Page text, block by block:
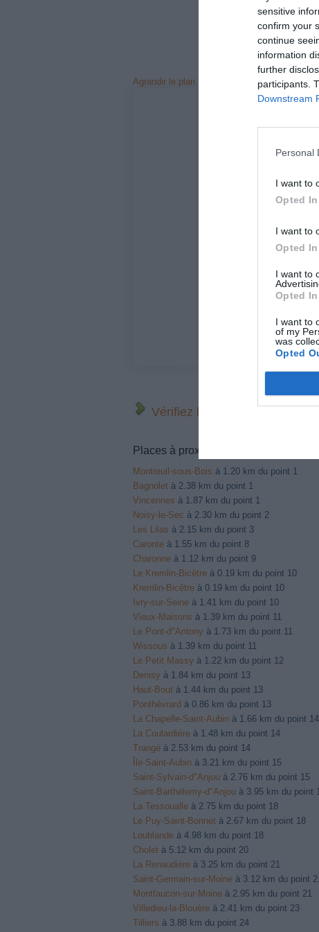
sensitive
confirm your
continue
information
further
participants.
Downstream
Personal
I want to
Opted In
I want to
Opted In
I want to
Opted In
I want to
of my
was
Opted
Agrandir le plan
Vérifiez la météo dans votre
Places à proximité de votre itinéraire
Montreuil-sous-Bois à 1.20 km du point 1
Bagnolet à 2.38 km du point 1
Vincennes à 1.87 km du point 1
Noisy-le-Sec à 2.30 km du point 2
Les Lilas à 2.15 km du point 3
Caronte à 1.55 km du point 8
Charonne à 1.12 km du point 9
Le Kremlin-Bicêtre à 0.19 km du point 10
Kremlin-Bicêtre à 0.19 km du point 10
Ivry-sur-Seine à 1.41 km du point 10
Vieux-Maisons à 1.39 km du point 11
Le Pont-d"Antony à 1.73 km du point 11
Wissous à 1.39 km du point 11
Le Petit Massy à 1.22 km du point 12
Denisy à 1.84 km du point 13
Haut-Bout à 1.44 km du point 13
Ponthévrard à 0.86 km du point 13
La Chapelle-Saint-Aubin à 1.66 km du point 14
La Coulardière à 1.48 km du point 14
Trangé à 2.53 km du point 14
Île-Saint-Aubin à 3.21 km du point 15
Saint-Sylvain-d"Anjou à 2.76 km du point 15
Saint-Barthélemy-d"Anjou à 3.95 km du point
La Tessoualle à 2.75 km du point 18
Le Puy-Saint-Bonnet à 2.67 km du point 18
Loublande à 4.98 km du point 18
Cholet à 5.12 km du point 20
La Renaudière à 3.25 km du point 21
Saint-Germain-sur-Moine à 3.12 km du point
Montfaucon-sur-Moine à 2.95 km du point 21
Villedieu-la-Blouère à 2.41 km du point 23
Tilliers à 3.88 km du point 24